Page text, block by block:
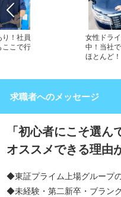
り！社員
ここで行
女性ドラ
中！当社
ほとんど！
求職者へのメッセージ
「初心者にこそ選
オススメできる理由
◆東証プライム上場グループ
◆未経験・第二新卒・ブラン